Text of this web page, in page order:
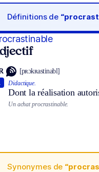
Définitions de
[pʀɔkʀastinabl]
Didactique.
Dont la réalisation
Un achat procrastinable.
Synonymes de